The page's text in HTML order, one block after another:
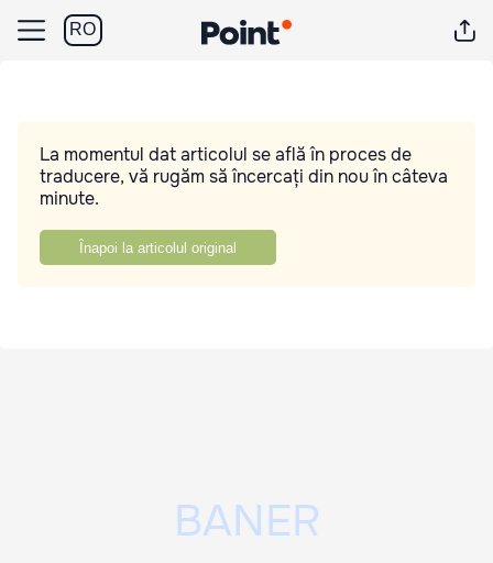
RO
La momentul dat articolul se află în proces de
traducere, vă rugăm să încercați din nou în câteva
minute.
Înapoi la articolul original